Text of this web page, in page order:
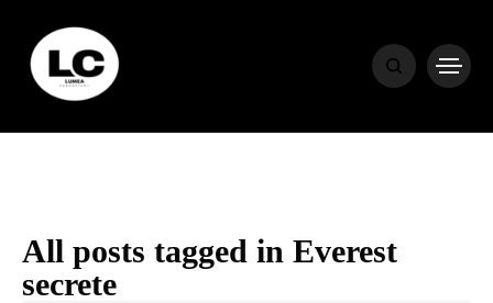
All posts tagged in Everest
secrete
HOME
HOROSCOP